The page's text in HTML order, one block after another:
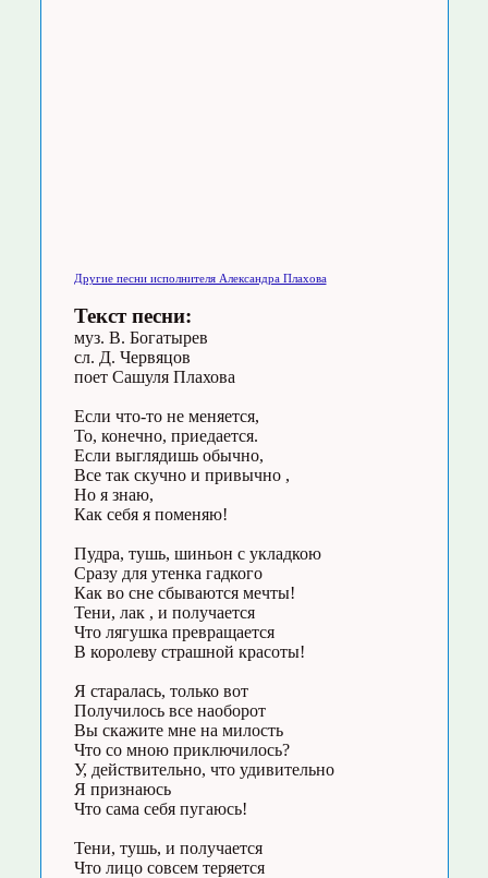
Другие песни исполнителя Александра Плахова
Текст песни:
муз. В. Богатырев
сл. Д. Червяцов
поет Сашуля Плахова
Если что-то не меняется,
То, конечно, приедается.
Если выглядишь обычно,
Все так скучно и привычно ,
Но я знаю,
Как себя я поменяю!
Пудра, тушь, шиньон с укладкою
Сразу для утенка гадкого
Как во сне сбываются мечты!
Тени, лак , и получается
Что лягушка превращается
В королеву страшной красоты!
Я старалась, только вот
Получилось все наоборот
Вы скажите мне на милость
Что со мною приключилось?
У, действительно, что удивительно
Я признаюсь
Что сама себя пугаюсь!
Тени, тушь, и получается
Что лицо совсем теряется